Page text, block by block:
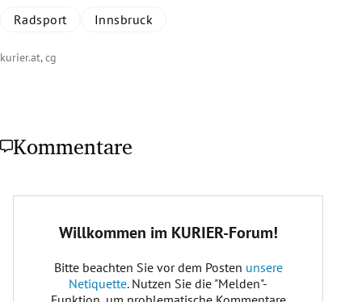
Radsport Innsbruck
kurier.at, cg
Kommentare